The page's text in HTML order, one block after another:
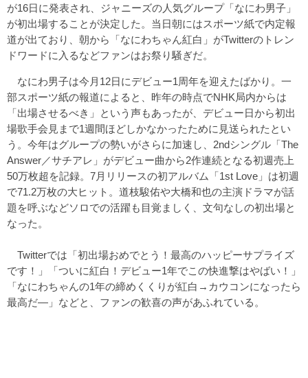
が16日に発表され、ジャニーズの人気グループ「なにわ男子」
が初出場することが決定した。当日朝にはスポーツ紙で内定報
道が出ており、朝から「なにわちゃん紅白」がTwitterのトレン
ドワードに入るなどファンはお祭り騒ぎだ。
なにわ男子は今月12日にデビュー1周年を迎えたばかり。一
部スポーツ紙の報道によると、昨年の時点でNHK局内からは
「出場させるべき」という声もあったが、デビュー日から初出
場歌手会見まで1週間ほどしかなかったために見送られたとい
う。今年はグループの勢いがさらに加速し、2ndシングル「The
Answer／サチアレ」がデビュー曲から2作連続となる初週売上
50万枚超を記録。7月リリースの初アルバム「1st Love」は初週
で71.2万枚の大ヒット。道枝駿佑や大橋和也の主演ドラマが話
題を呼ぶなどソロでの活躍も目覚ましく、文句なしの初出場と
なった。
Twitterでは「初出場おめでとう！最高のハッピーサプライズ
です！」「ついに紅白！デビュー1年でこの快進撃はやばい！」
「なにわちゃんの1年の締めくくりが紅白→カウコンになったら
最高だ―」などと、ファンの歓喜の声があふれている。